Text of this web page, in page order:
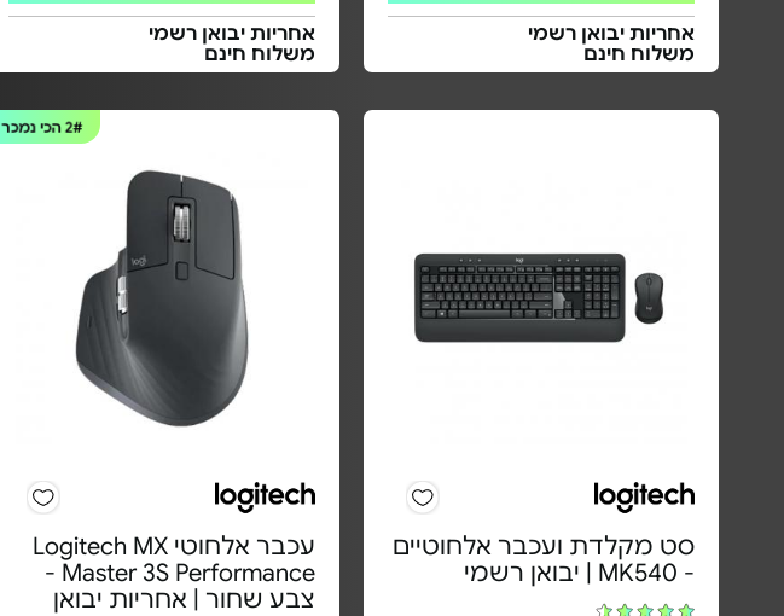
אחריות יבואן רשמי
משלוח חינם
אחריות יבואן רשמי
משלוח חינם
סט מקלדת ועכבר אלחוטיים
- MK540 | יבואן רשמי
2#הכי נמכר
עכבר אלחוטי Logitech MX
Master 3S Performance -
צבע שחור | אחריות יבואן